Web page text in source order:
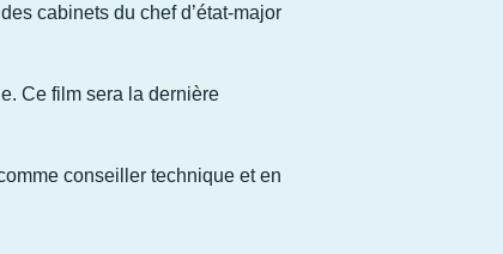
cabinets du chef d’état-major
Ce film sera la dernière
conseiller technique et en